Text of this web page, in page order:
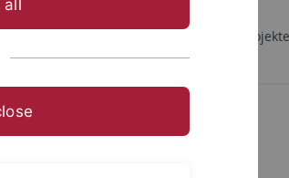
Forschungsprojekte
2010
all